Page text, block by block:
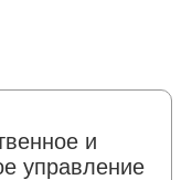
и
управление